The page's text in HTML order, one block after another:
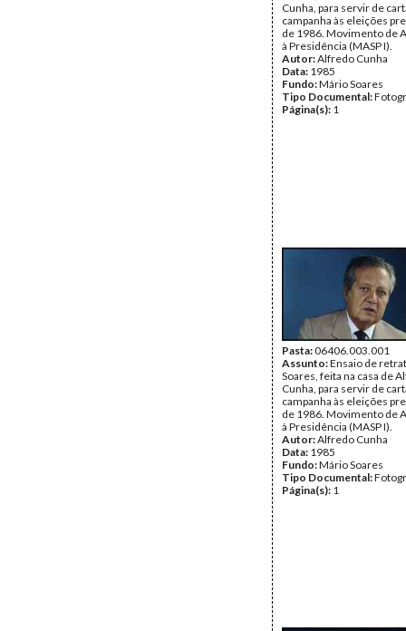
Cunha, para servir de
campanha às eleições
de 1986. Movimento de
à Presidência (MASP I).
Autor:Alfredo Cunha
Data: 1985
Fundo:Mário Soares
Tipo Documental:
Página(s): 1
Pasta:06406.003.001
Assunto:Ensaio de
Soares, feita na casa de
Cunha, para servir de
campanha às eleições
de 1986. Movimento de
à Presidência (MASP I).
Autor:Alfredo Cunha
Data: 1985
Fundo:Mário Soares
Tipo Documental:
Página(s): 1